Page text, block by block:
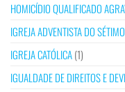
HOMICÍDIO QUALIFICADO
IGREJA ADVENTISTA DO
IGREJA CATÓLICA(1)
IGUALDADE DE DIREITOS E